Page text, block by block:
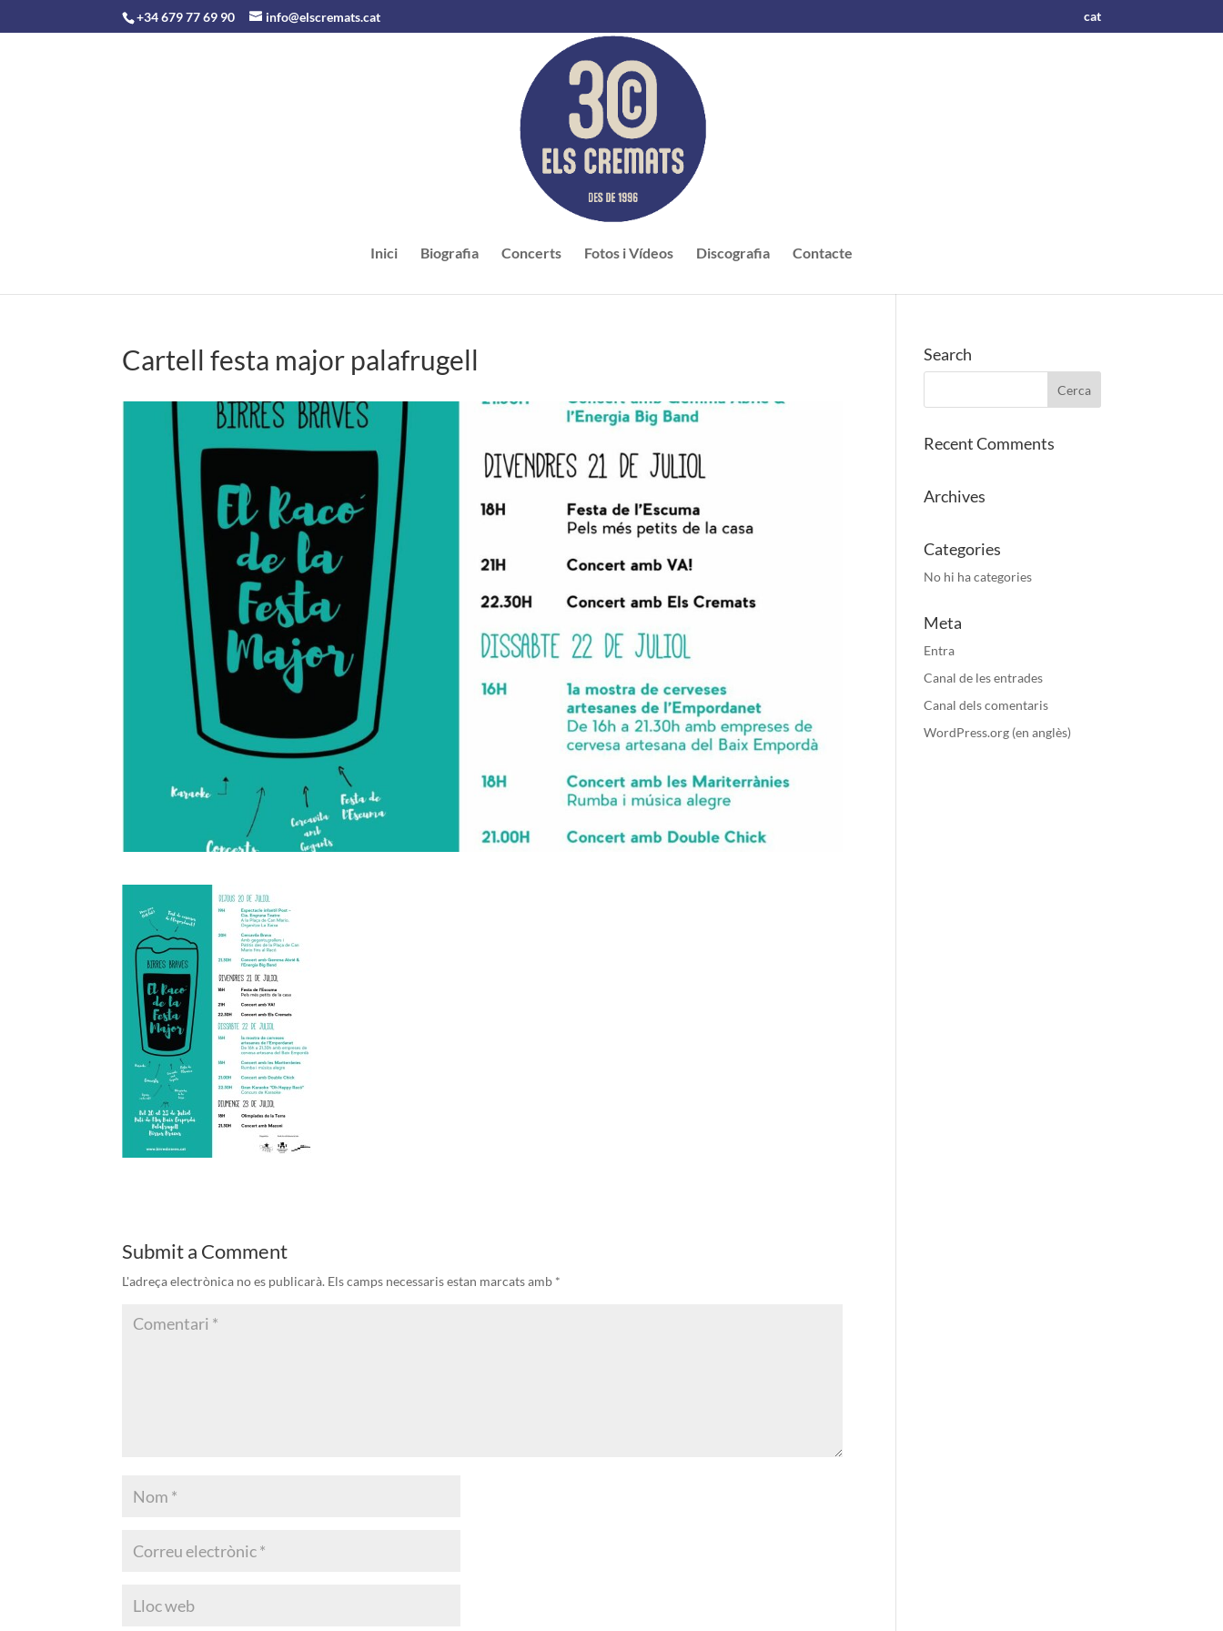
+34 679 77 69 90 info@elscremats.cat cat
Inici Biografia Concerts Fotos i Vídeos Discografia Contacte
Cartell festa major palafrugell
Submit a Comment
L'adreça electrònica no es publicarà. Els camps necessaris estan marcats amb *
Search
Recent Comments
Archives
Categories
No hi ha categories
Meta
Entra
Canal de les entrades
Canal dels comentaris
WordPress.org (en anglès)